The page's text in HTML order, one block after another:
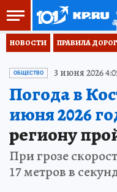
НОВОСТИ ПРАВИЛА ДОРОГ
ОБЩЕСТВО 3 июня 2026
Погода в
июня 2026
региону
При грозе
17 метров в